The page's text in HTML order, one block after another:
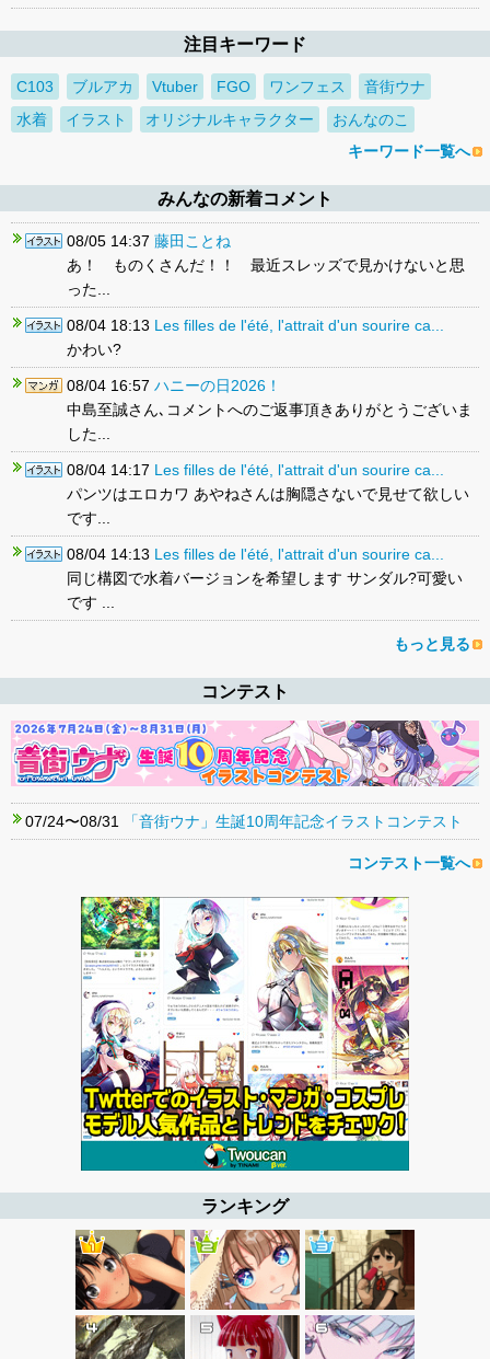
注目キーワード
C103 ブルアカ Vtuber FGO ワンフェス
音街ウナ
水着
イラスト オリジナルキャラクター
おんなのこ
キーワード一覧へ
みんなの新着コメント
08/05 14:37 藤田ことね
あ！ ものくさんだ！！ 最近スレッズで見かけないと思
った...
08/04 18:13 Les filles de l'été, l'attrait d'un sourire ca...
かわい?
08/04 16:57 ハニーの日2026！
中島至誠さん､コメントへのご返事頂きありがとうございま
した...
08/04 14:17 Les filles de l'été, l'attrait d'un sourire ca...
パンツはエロカワ あやねさんは胸隠さないで見せて欲しい
です...
08/04 14:13 Les filles de l'été, l'attrait d'un sourire ca...
同じ構図で水着バージョンを希望します サンダル?可愛い
です ...
もっと見る
コンテスト
07/24〜08/31 「音街ウナ」生誕10周年記念イラストコンテスト
コンテスト一覧へ
ランキング